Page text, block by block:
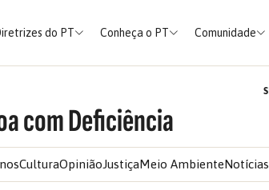
do PT Conheça o PT Comunidade
com Deficiência
CulturaOpiniãoJustiçaMeio Ambiente